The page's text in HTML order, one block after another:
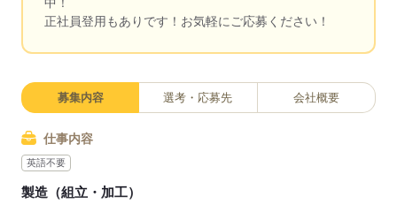
正社員登用もありです！お気軽にご応募ください！
募集内容 選考・応募先 会社概要
仕事内容
英語不要
製造（組立・加工）